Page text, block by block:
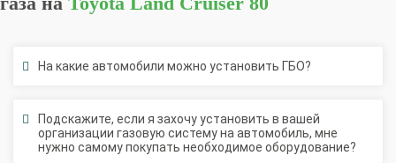
организации газовую систему на автомобиль, мне
нужно самому покупать необходимое оборудование?